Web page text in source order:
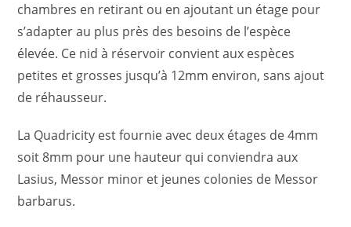
chambres en retirant ou en ajoutant un étage pour
s’adapter au plus près des besoins de l’espèce
élevée. Ce nid à réservoir convient aux espèces
petites et grosses jusqu’à 12mm environ, sans ajout
de réhausseur.
La Quadricity est fournie avec deux étages de 4mm
soit 8mm pour une hauteur qui conviendra aux
Lasius, Messor minor et jeunes colonies de Messor
barbarus.